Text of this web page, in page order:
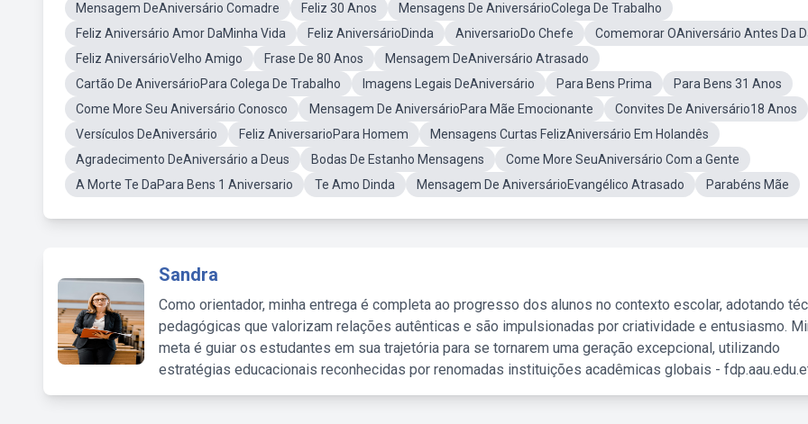
Mensagem DeAniversário Comadre Feliz 30 Anos
Mensagens De AniversárioColega De Trabalho
Feliz Aniversário Amor DaMinha Vida
Feliz AniversárioDinda AniversarioDo Chefe
Comemorar OAniversário Antes Da
Feliz AniversárioVelho Amigo
Frase De 80 Anos
Mensagem DeAniversário Atrasado
Cartão De AniversárioPara Colega De Trabalho
Imagens Legais DeAniversário Para Bens Prima
Para Bens 31 Anos
Come More Seu Aniversário Conosco
Mensagem De AniversárioPara Mãe Emocionante
Convites De Aniversário18 Anos
Versículos DeAniversário
Feliz AniversarioPara Homem
Mensagens Curtas FelizAniversário Em Holandês
Agradecimento DeAniversário a Deus
Bodas De Estanho Mensagens
Come More SeuAniversário Com a Gente
A Morte Te DaPara Bens 1 Aniversario
Te Amo Dinda Mensagem De AniversárioEvangélico Atrasado Parabéns Mãe
Sandra
Como orientador, minha entrega é completa ao progresso dos alunos no contexto escolar, adotando
pedagógicas que valorizam relações autênticas e são impulsionadas por criatividade e entusiasmo.
meta é guiar os estudantes em sua trajetória para se tornarem uma geração excepcional, utilizando
estratégias educacionais reconhecidas por renomadas instituições acadêmicas globais -